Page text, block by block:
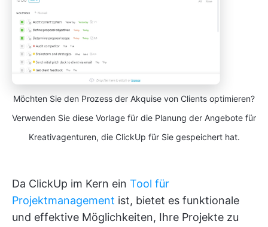
Möchten Sie den Prozess der Akquise von Clients optimieren?
Verwenden Sie diese Vorlage für die Planung der Angebote für
Kreativagenturen, die ClickUp für Sie gespeichert hat.
Da ClickUp im Kern ein Tool für
Projektmanagement ist, bietet es funktionale
und effektive Möglichkeiten, Ihre Projekte zu